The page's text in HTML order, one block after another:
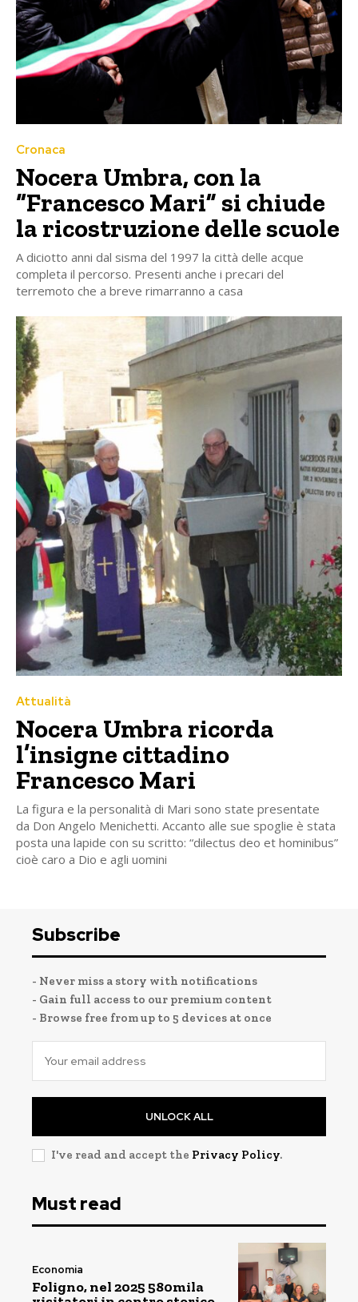
Cronaca
Nocera Umbra, con la
“Francesco Mari” si chiude
la ricostruzione delle scuole
A diciotto anni dal sisma del 1997 la città delle acque
completa il percorso. Presenti anche i precari del
terremoto che a breve rimarranno a casa
Attualità
Nocera Umbra ricorda
l’insigne cittadino
Francesco Mari
La figura e la personalità di Mari sono state presentate
da Don Angelo Menichetti. Accanto alle sue spoglie è stata
posta una lapide con su scritto: “dilectus deo et hominibus”
cioè caro a Dio e agli uomini
Subscribe
- Never miss a story with notifications
- Gain full access to our premium content
- Browse free from up to 5 devices at once
UNLOCK ALL
I've read and accept the Privacy Policy.
Must read
Economia
Foligno, nel 2025 580mila